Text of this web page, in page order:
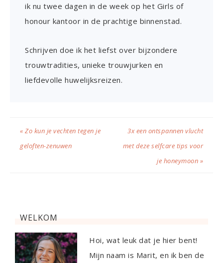
ik nu twee dagen in de week op het Girls of
honour kantoor in de prachtige binnenstad.
Schrijven doe ik het liefst over bijzondere
trouwtradities, unieke trouwjurken en
liefdevolle huwelijksreizen.
« Zo kun je vechten tegen je
geloften-zenuwen
3x een ontspannen vlucht
met deze selfcare tips voor
je honeymoon »
WELKOM
Hoi, wat leuk dat je hier bent!
Mijn naam is Marit, en ik ben de